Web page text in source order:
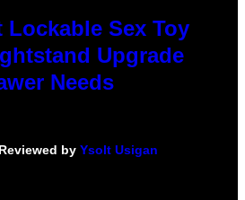
Lockable Sex Toy
Upgrade
Needs
by Ysolt Usigan